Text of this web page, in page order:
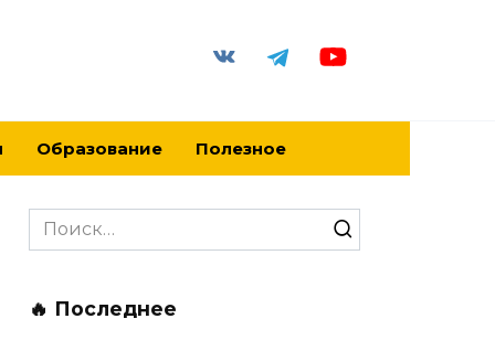
Образование Полезное
Search
for:
🔥 Последнее